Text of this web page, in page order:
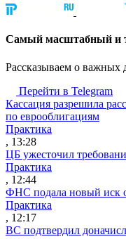
Cамый масштабный и
Рассказываем о важных
Перейти в Telegram
Кассация разрешила
по еврооблигациям
Практика
, 13:28
ЦБ ужесточил
Практика
, 12:44
ФНС подала новый иск
Практика
, 12:17
ВС подтвердил